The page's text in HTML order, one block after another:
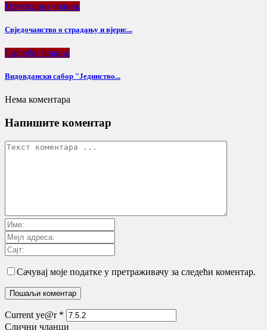
Претходни чланак
Свједочанство о страдању и вјери:...
Следећи чланак
Видовдански сабор "Јединство...
Нема коментара
Напишите коментар
Сачувај моје податке у претраживачу за следећи коментар.
Current ye@r *
Слични чланци